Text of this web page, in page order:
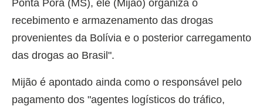
Ponta Porã (MS), ele (Mijão) organiza o
recebimento e armazenamento das drogas
provenientes da Bolívia e o posterior carregamento
das drogas ao Brasil".
Mijão é apontado ainda como o responsável pelo
pagamento dos "agentes logísticos do tráfico,